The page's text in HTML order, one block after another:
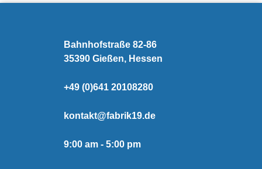
Bahnhofstraße 82-86
35390 Gießen, Hessen
+49 (0)641 20108280
kontakt@fabrik19.de
9:00 am - 5:00 pm